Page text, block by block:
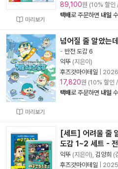
미리보기
89,100원 (10% 할
택배로 주문하면 내일
미리보기
넘어질 줄 알았는
- 반전 도감 6
익뚜 (지은이)
후즈갓마이테일
17,820원 (10% 할인
택배로 주문하면 내일
[세트] 어려울 줄
도감 1~2 세트 -
익뚜 (지은이), 김양희 (
후즈갓마이테일